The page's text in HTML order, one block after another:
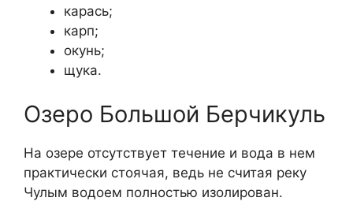
карась;
карп;
окунь;
щука.
Озеро Большой Берчикуль
На озере отсутствует течение и вода в нем
практически стоячая, ведь не считая реку
Чулым водоем полностью изолирован.